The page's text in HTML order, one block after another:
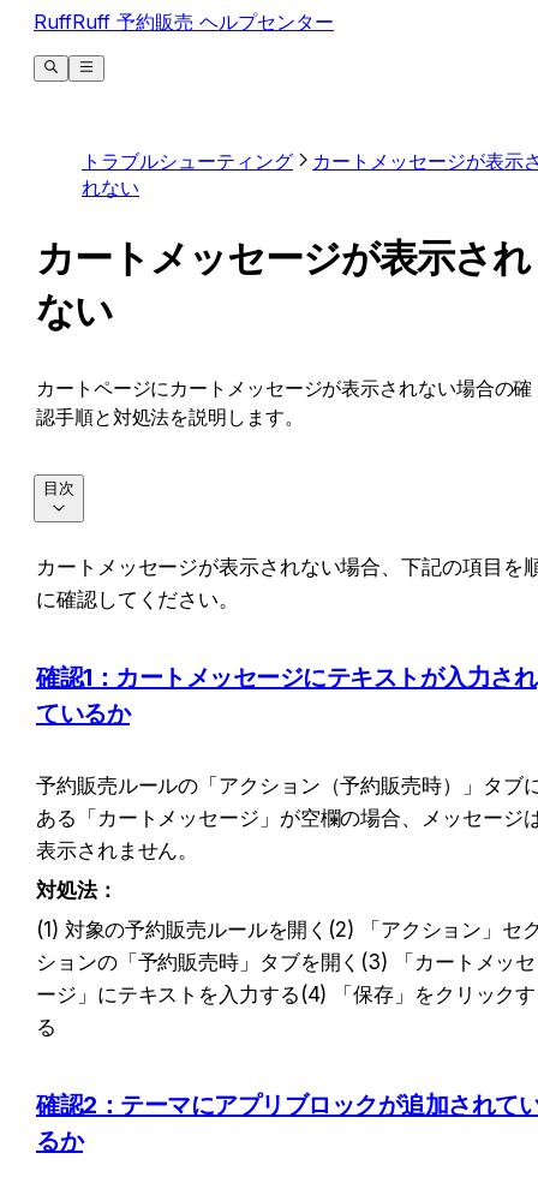
RuffRuff 予約販売 ヘルプセンター
トラブルシューティング
カートメッセージが表示
れない
カートメッセージが表示され
ない
カートページにカートメッセージが表示されない場合の確
認手順と対処法を説明します。
カートメッセージが表示されない場合、下記の項目を
に確認してください。
確認1：カートメッセージにテキストが入力され
ているか
予約販売ルールの「アクション（予約販売時）」タブ
ある「カートメッセージ」が空欄の場合、メッセージ
表示されません。
対処法：
(1) 対象の予約販売ルールを開く(2) 「アクション」セ
ションの「予約販売時」タブを開く(3) 「カートメッセ
ージ」にテキストを入力する(4) 「保存」をクリックす
る
確認2：テーマにアプリブロックが追加されて
るか
目次